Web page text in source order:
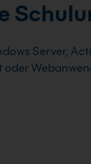
Server,